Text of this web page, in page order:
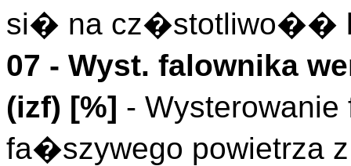
si� na cz�stotliwo��
07 - Wyst. falownika
(izf) [%] -
fa�szywego powietrza